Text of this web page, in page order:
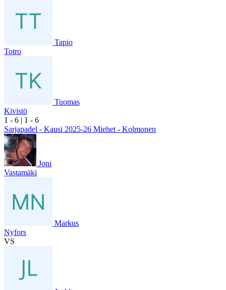
Tapio
Totro
Tuomas
Kivistö
1 - 6 | 1 - 6
Sarjapadel - Kausi 2025-26 Miehet - Kolmonen
Joni
Vastamäki
Markus
Nyfors
VS